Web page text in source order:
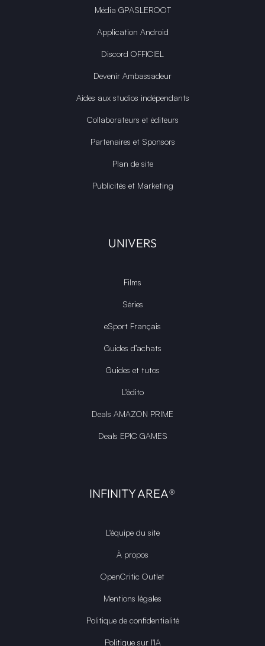
Média GPASLEROOT
Application Android
Discord OFFICIEL
Devenir Ambassadeur
Aides aux studios indépendants
Collaborateurs et éditeurs
Partenaires et Sponsors
Plan de site
Publicités et Marketing
UNIVERS
Films
Séries
eSport Français
Guides d’achats
Guides et tutos
L'édito
Deals AMAZON PRIME
Deals EPIC GAMES
INFINITY AREA®
L'équipe du site
À propos
OpenCritic Outlet
Mentions légales
Politique de confidentialité
Politique sur l'IA